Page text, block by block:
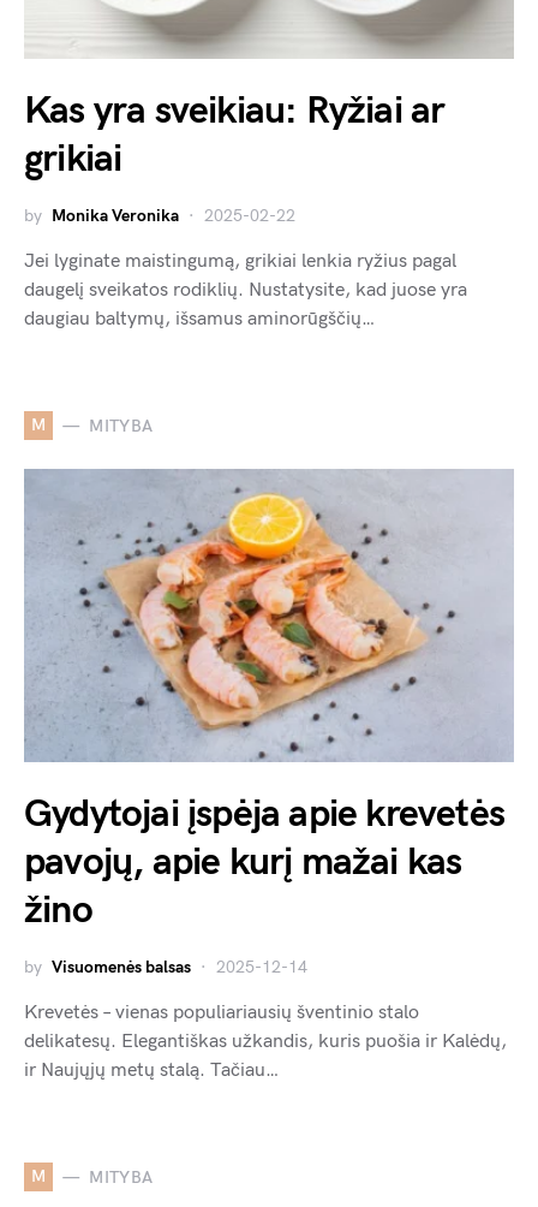
Kas yra sveikiau: Ryžiai ar
grikiai
by Monika Veronika 2025-02-22
Jei lyginate maistingumą, grikiai lenkia ryžius pagal
daugelį sveikatos rodiklių. Nustatysite, kad juose yra
daugiau baltymų, išsamus aminorūgščių…
M MITYBA
Gydytojai įspėja apie krevetės
pavojų, apie kurį mažai kas
žino
by Visuomenės balsas 2025-12-14
Krevetės – vienas populiariausių šventinio stalo
delikatesų. Elegantiškas užkandis, kuris puošia ir Kalėdų,
ir Naujųjų metų stalą. Tačiau…
M MITYBA